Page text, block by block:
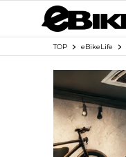
TOP eBikeLife